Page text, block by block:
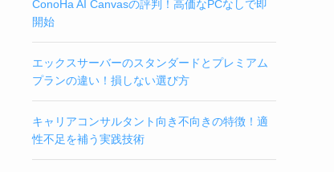
ConoHa AI Canvasの評判！高価なPCなしで即
開始
エックスサーバーのスタンダードとプレミアム
プランの違い！損しない選び方
キャリアコンサルタント向き不向きの特徴！適
性不足を補う実践技術